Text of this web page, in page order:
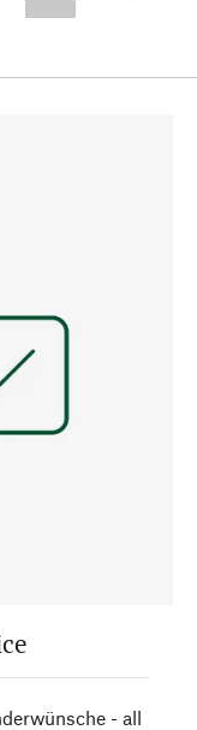
- all